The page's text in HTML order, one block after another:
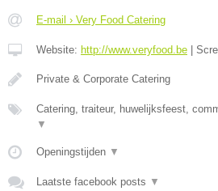
E-mail › Very Food Catering
Website: http://www.veryfood.be
Private & Corporate Catering
Catering, traiteur, huwelijksfeest,
▼
Openingstijden ▼
Laatste facebook posts ▼